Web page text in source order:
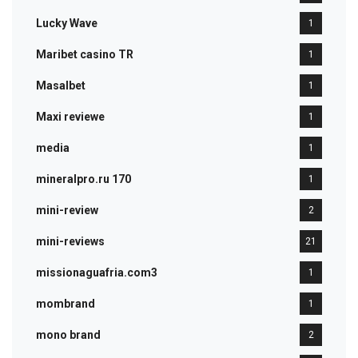
Lucky Wave 1
Maribet casino TR 1
Masalbet 1
Maxi reviewe 1
media 1
mineralpro.ru 170 1
mini-review 2
mini-reviews 21
missionaguafria.com3 1
mombrand 1
mono brand 2